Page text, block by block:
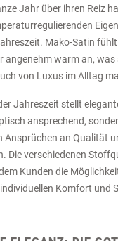
Jahr über ihren Reiz
Mako-Satin
angenehm warm an, was
von Luxus im Alltag
Jahreszeit stellt
ansprechend,
Ansprüchen an Qualität
Die verschiedenen
Kunden die
Komfort und